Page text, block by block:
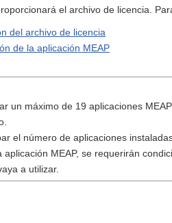
el archivo de licencia.
del archivo de licencia
de la aplicación MEAP
un máximo de 19 aplicaciones
el número de aplicaciones
aplicación MEAP, se requerirán
a utilizar.